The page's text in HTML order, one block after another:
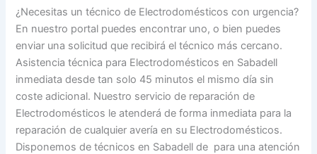
¿Necesitas un técnico de Electrodomésticos con urgencia?
En nuestro portal puedes encontrar uno, o bien puedes
enviar una solicitud que recibirá el técnico más cercano.
Asistencia técnica para Electrodomésticos en Sabadell
inmediata desde tan solo 45 minutos el mismo día sin
coste adicional. Nuestro servicio de reparación de
Electrodomésticos le atenderá de forma inmediata para la
reparación de cualquier avería en su Electrodomésticos.
Disponemos de técnicos en Sabadell de para una atención